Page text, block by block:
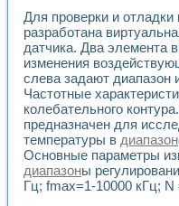
Виртуальные
Из опыта
Исследование
Опыт
Проблемы
Развитие
Разработка
Об опыте
Технологии
Система
Для проверки и
разработана
датчика. Два элемента
изменения
слева задают диапазон
Частотные
колебательного
предназначен для
температуры в диапазон
Основные параметры
диапазоны
Гц; fmax=1-10000 кГц;